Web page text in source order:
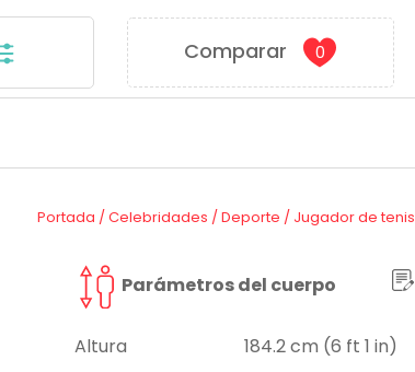
Comparar 0
Portada /Celebridades /Deporte / Jugador de tenis
Parámetros del cuerpo
Altura 184.2 cm (6 ft 1 in)